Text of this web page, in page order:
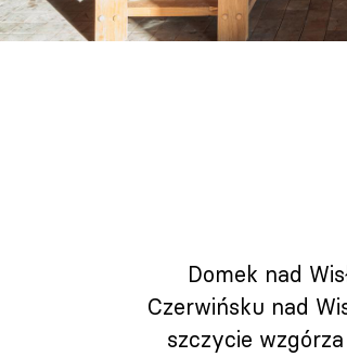
Domek nad
Czerwińsku nad
szczycie